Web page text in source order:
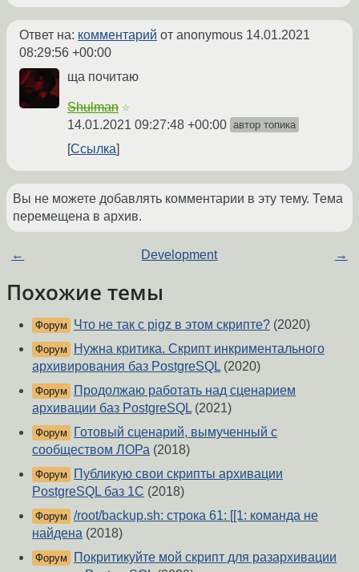
Ответ на: комментарий от anonymous 14.01.2021
08:29:56 +00:00
ща почитаю
Shulman ☆
14.01.2021 09:27:48 +00:00 автор топика
Ссылка
Вы не можете добавлять комментарии в эту тему. Тема
перемещена в архив.
← Development →
Похожие темы
Форум Что не так с pigz в этом скрипте? (2020)
Форум
Нужна критика. Скрипт инкриментального
архивирования баз PostgreSQL (2020)
Форум
Продолжаю работать над сценарием
архивации баз PostgreSQL (2021)
Форум
Готовый сценарий, вымученный с
сообществом ЛОРа (2018)
Форум
Публикую свои скрипты архивации
PostgreSQL баз 1С (2018)
Форум /root/backup.sh: строка 61: [[1: команда не
найдена (2018)
Форум
Покритикуйте мой скрипт для разархивации